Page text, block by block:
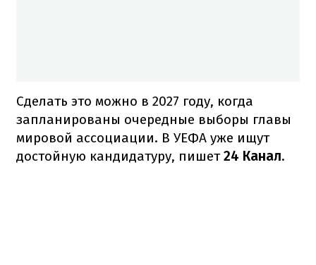
Сделать это можно в 2027 году, когда
запланированы очередные выборы главы
мировой ассоциации. В УЕФА уже ищут
достойную кандидатуру, пишет24 Канал.